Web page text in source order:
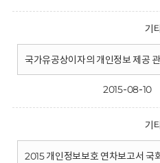
기
국가유공상이자의 개인정보 제공
2015-08-10
기
2015 개인정보보호 연차보고서 국